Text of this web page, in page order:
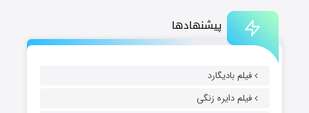
پیشنهادها
فیلم بادیگارد
فیلم دایره زنگی